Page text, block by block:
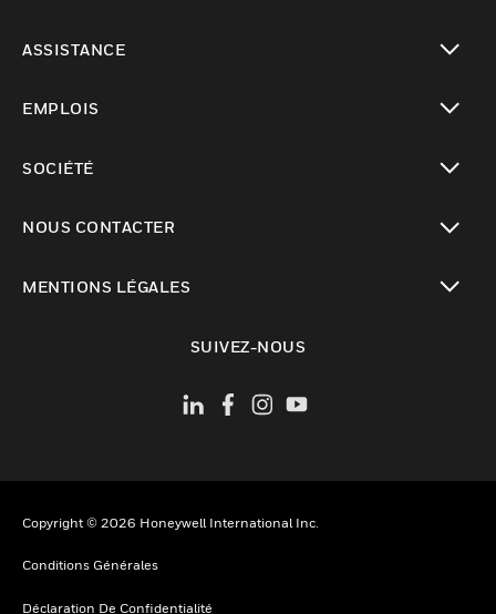
ASSISTANCE
EMPLOIS
SOCIÉTÉ
NOUS CONTACTER
MENTIONS LÉGALES
SUIVEZ-NOUS
Copyright © 2026 Honeywell International Inc.
Conditions Générales
Déclaration De Confidentialité